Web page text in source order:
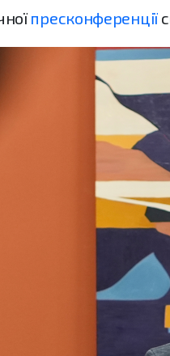
пресконференції